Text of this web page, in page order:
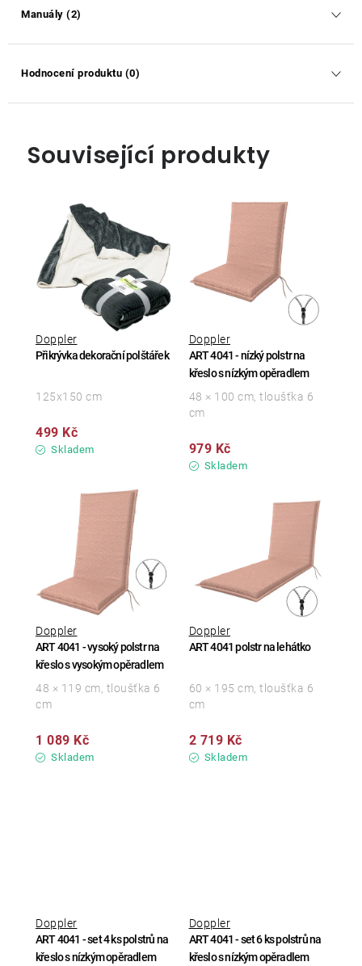
Manuály (2)
Hodnocení produktu (0)
Související produkty
Přikrývka dekorační polštářek
Doppler
Skladem
499 Kč
125x150 cm
ART 4041 - nízký polstr na
křeslo s nízkým opěradlem
Doppler
Skladem
979 Kč
48 × 100 cm, tloušťka 6
cm
ART 4041 - vysoký polstr na
křeslo s vysokým opěradlem
Doppler
Skladem
1 089 Kč
48 × 119 cm, tloušťka 6
cm
ART 4041 polstr na lehátko
Doppler
Skladem
2 719 Kč
60 × 195 cm, tloušťka 6
cm
ART 4041 - set 4 ks polstrů na
křeslo s nízkým opěradlem
Doppler
ART 4041 - set 6 ks polstrů na
křeslo s nízkým opěradlem
Doppler